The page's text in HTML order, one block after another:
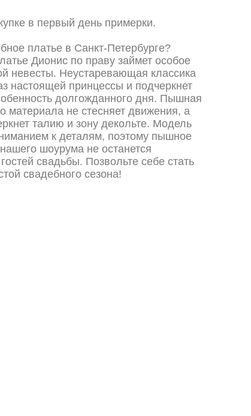
в первый день примерки.
платье в Санкт-Петербурге?
Дионис по праву займет особое
невесты. Неустаревающая классика
настоящей принцессы и подчеркнет
долгожданного дня. Пышная
материала не стесняет движения, а
талию и зону декольте. Модель
к деталям, поэтому пышное
шоурума не останется
свадьбы. Позвольте себе стать
свадебного сезона!